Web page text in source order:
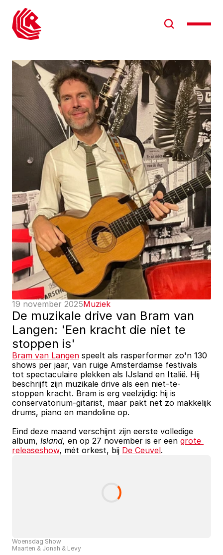
19 november 2025Muziek
De muzikale drive van Bram van
Langen: 'Een kracht die niet te
stoppen is'
Bram van Langen speelt als rasperformer zo'n 130
shows per jaar, van ruige Amsterdamse festivals
tot spectaculaire plekken als IJsland en Italië. Hij
beschrijft zijn muzikale drive als een niet-te-
stoppen kracht. Bram is erg veelzijdig: hij is
conservatorium-gitarist, maar pakt net zo makkelijk
drums, piano en mandoline op.
Eind deze maand verschijnt zijn eerste volledige
album, Island, en op 27 november is er een grote
releaseshow, mét orkest, bij De Ceuvel.
Woensdag Show
Maarten & Jonah & Levy